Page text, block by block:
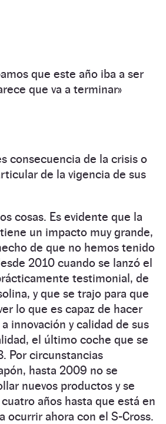
que este año iba a ser
que va a terminar»
consecuencia de la crisis o
de la vigencia de sus
cosas. Es evidente que la
un impacto muy grande,
de que no hemos tenido
2010 cuando se lanzó el
testimonial, de
y que se trajo para que
lo que es capaz de hacer
innovación y calidad de sus
el último coche que se
Por circunstancias
hasta 2009 no se
nuevos productos y se
años hasta que está en
ocurrir ahora con el S-Cross.